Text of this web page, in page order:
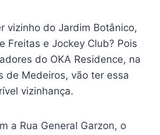
vizinho do Jardim Botânico,
Freitas e Jockey Club? Pois
do OKA Residence, na
de Medeiros, vão ter essa
vizinhança.
a Rua General Garzon, o